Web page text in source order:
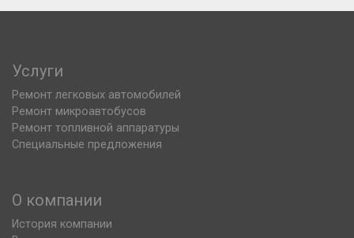
Услуги
Ремонт легковых автомобилей
Ремонт микроавтобусов
Ремонт топливной аппаратуры
Специальные предложения
О компании
История компании